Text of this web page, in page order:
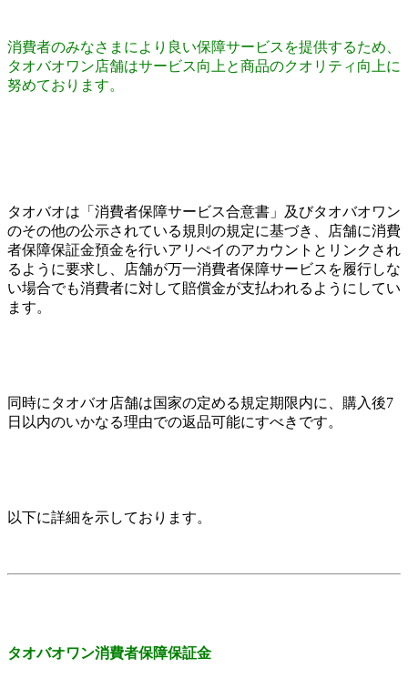
消費者のみなさまにより良い保障サービスを提供するため、
タオバオワン店舗はサービス向上と商品のクオリティ向上に
努めております。
タオバオは「消費者保障サービス合意書」及びタオバオワン
のその他の公示されている規則の規定に基づき、店舗に消費
者保障保証金預金を行いアリぺイのアカウントとリンクされ
るように要求し、店舗が万一消費者保障サービスを履行しな
い場合でも消費者に対して賠償金が支払われるようにしてい
ます。
同時にタオバオ店舗は国家の定める規定期限内に、購入後7
日以内のいかなる理由での返品可能にすべきです。
以下に詳細を示しております。
タオバオワン消費者保障保証金